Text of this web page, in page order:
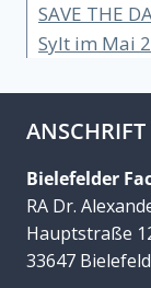
SAVE THE
Sylt im Mai
ANSCHRIFT
Bielefelder
RA Dr.
Hauptstraße
33647 Bielefeld